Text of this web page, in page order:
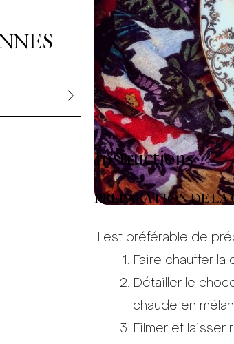
Instructions
PREPARATION DE
Il est préférable de
Faire chauffer la
Détailler le
chaude en
Filmer et laisser